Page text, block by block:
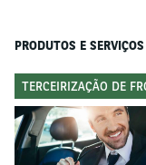
Após o acordo
pelos veículos,
firmado em
PRODUTOS E SERVIÇOS
TERCEIRIZAÇÃO DE